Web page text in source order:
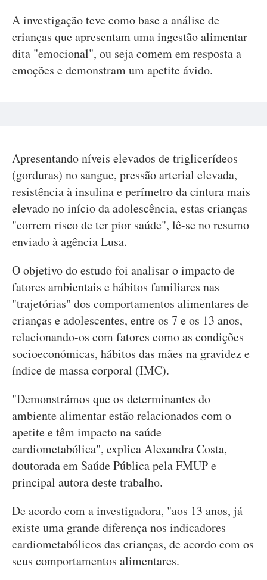
A investigação teve como base a análise de
crianças que apresentam uma ingestão alimentar
dita "emocional", ou seja comem em resposta a
emoções e demonstram um apetite ávido.
Apresentando níveis elevados de triglicerídeos
(gorduras) no sangue, pressão arterial elevada,
resistência à insulina e perímetro da cintura mais
elevado no início da adolescência, estas crianças
"correm risco de ter pior saúde", lê-se no resumo
enviado à agência Lusa.
O objetivo do estudo foi analisar o impacto de
fatores ambientais e hábitos familiares nas
"trajetórias" dos comportamentos alimentares de
crianças e adolescentes, entre os 7 e os 13 anos,
relacionando-os com fatores como as condições
socioeconómicas, hábitos das mães na gravidez e
índice de massa corporal (IMC).
"Demonstrámos que os determinantes do
ambiente alimentar estão relacionados com o
apetite e têm impacto na saúde
cardiometabólica", explica Alexandra Costa,
doutorada em Saúde Pública pela FMUP e
principal autora deste trabalho.
De acordo com a investigadora, "aos 13 anos, já
existe uma grande diferença nos indicadores
cardiometabólicos das crianças, de acordo com os
seus comportamentos alimentares.